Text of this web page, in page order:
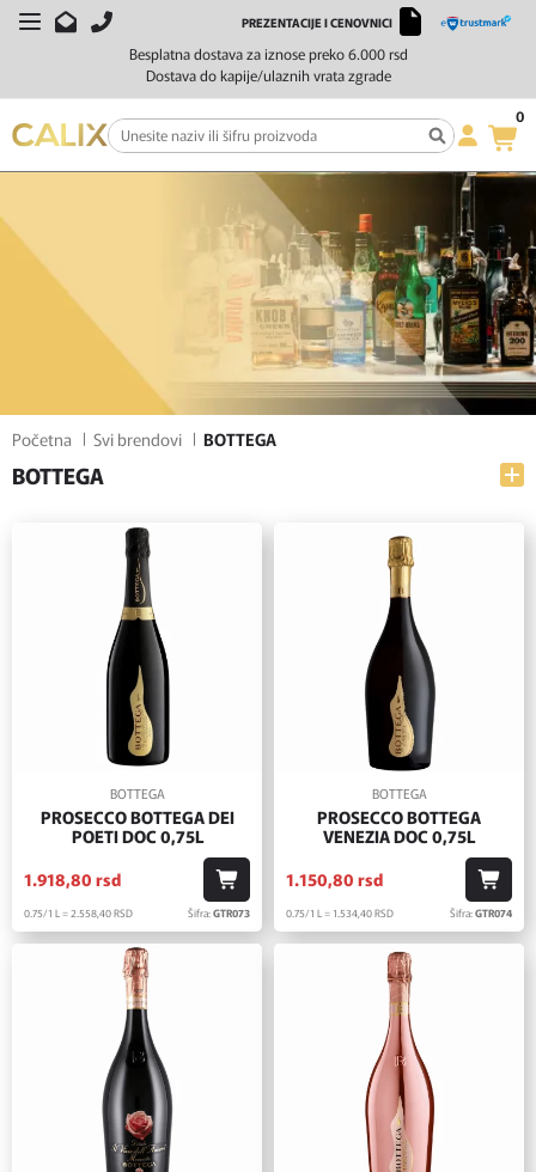
Besplatna dostava za iznose preko 6.000 rsd
Dostava do kapije/ulaznih vrata zgrade
PREZENTACIJE I CENOVNICI
0
Početna Svi brendovi BOTTEGA
BOTTEGA
FILTERI
SORTIRAJ
BOTTEGA
PROSECCO BOTTEGA DEI
POETI DOC 0,75L
1.918,80 rsd
0.75/1 L = 2.558,40RSD Šifra:GTR073
BOTTEGA
PROSECCO BOTTEGA
VENEZIA DOC 0,75L
1.150,80 rsd
0.75/1 L = 1.534,40RSD Šifra:GTR074